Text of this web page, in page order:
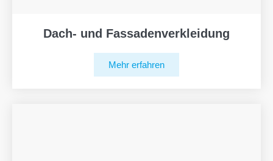
Dach- und Fassadenverkleidung
Mehr erfahren